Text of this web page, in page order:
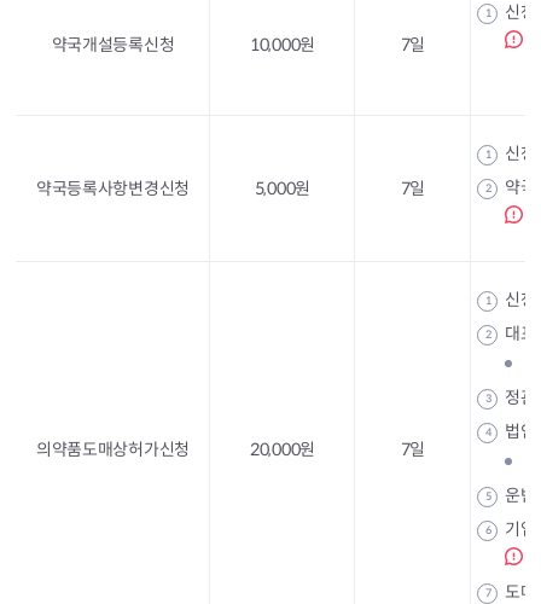
약국개설등록신청 10,000원 7일
1
신청
약국등록사항변경신청 5,000원 7일
1 신청
2
약국
의약품도매상허가신청 20,000원 7일
1 신청
2
대표
3 정관
4
법인
5 운반
6
기업
7 도매